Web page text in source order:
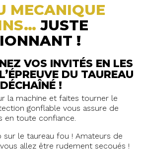
MECANIQUE
JUSTE
!
VOS INVITÉS EN LES
DU TAUREAU
!
la machine et faites tourner le
gonflable vous assure de
en toute confiance.
sur le taureau fou ! Amateurs de
allez être rudement secoués !